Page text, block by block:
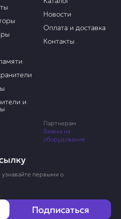
узнавайте первыми о
Подписаться
и
Новости
Оплата и доставка
Контакты
Партнерам
Заявка на
оборудование